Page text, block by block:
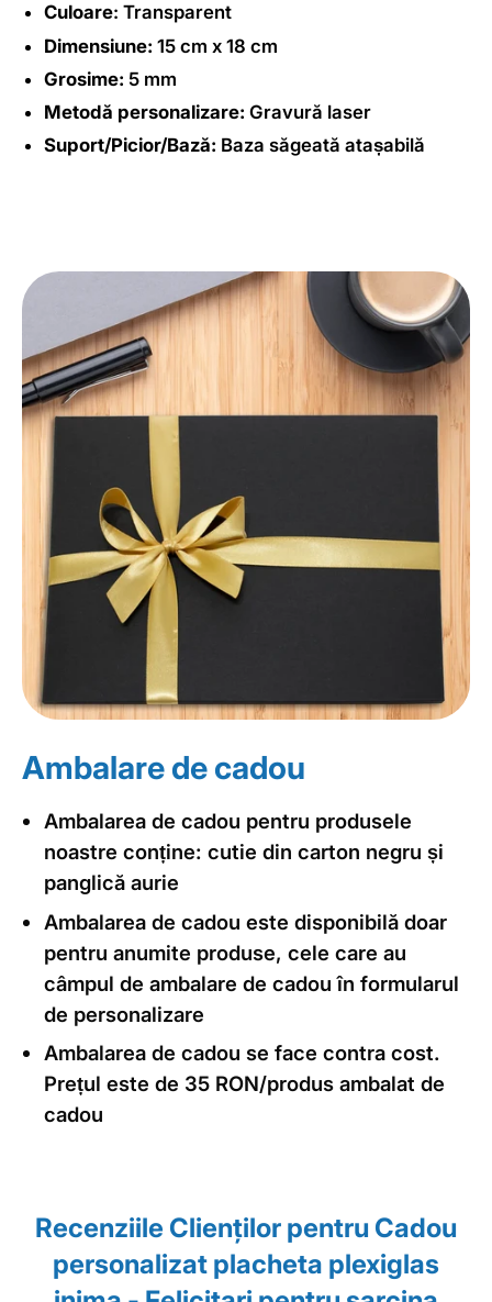
Culoare: Transparent
Dimensiune: 15 cm x 18 cm
Grosime: 5 mm
Metodă personalizare: Gravură laser
Suport/Picior/Bază: Baza săgeată atașabilă
Ambalare de cadou
Ambalarea de cadou pentru produsele
noastre conține: cutie din carton negru și
panglică aurie
Ambalarea de cadou este disponibilă doar
pentru anumite produse, cele care au
câmpul de ambalare de cadou în formularul
de personalizare
Ambalarea de cadou se face contra cost.
Prețul este de 35 RON/produs ambalat de
cadou
Recenziile Clienţilor pentru Cadou
personalizat placheta plexiglas